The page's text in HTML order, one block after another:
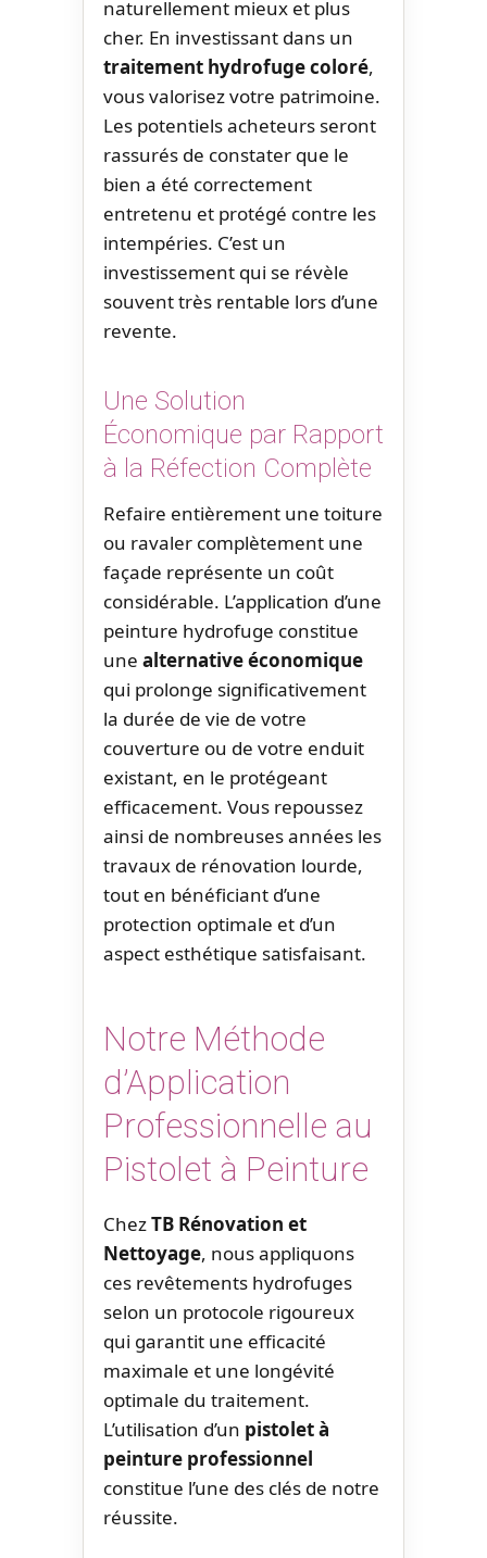
naturellement mieux et plus
cher. En investissant dans un
traitement hydrofuge coloré,
vous valorisez votre patrimoine.
Les potentiels acheteurs seront
rassurés de constater que le
bien a été correctement
entretenu et protégé contre les
intempéries. C’est un
investissement qui se révèle
souvent très rentable lors d’une
revente.
Une Solution
Économique par Rapport
à la Réfection Complète
Refaire entièrement une toiture
ou ravaler complètement une
façade représente un coût
considérable. L’application d’une
peinture hydrofuge constitue
une alternative économique
qui prolonge significativement
la durée de vie de votre
couverture ou de votre enduit
existant, en le protégeant
efficacement. Vous repoussez
ainsi de nombreuses années les
travaux de rénovation lourde,
tout en bénéficiant d’une
protection optimale et d’un
aspect esthétique satisfaisant.
Notre Méthode
d’Application
Professionnelle au
Pistolet à Peinture
ChezTB Rénovation et
Nettoyage, nous appliquons
ces revêtements hydrofuges
selon un protocole rigoureux
qui garantit une efficacité
maximale et une longévité
optimale du traitement.
L’utilisation d’un pistolet à
peinture professionnel
constitue l’une des clés de notre
réussite.